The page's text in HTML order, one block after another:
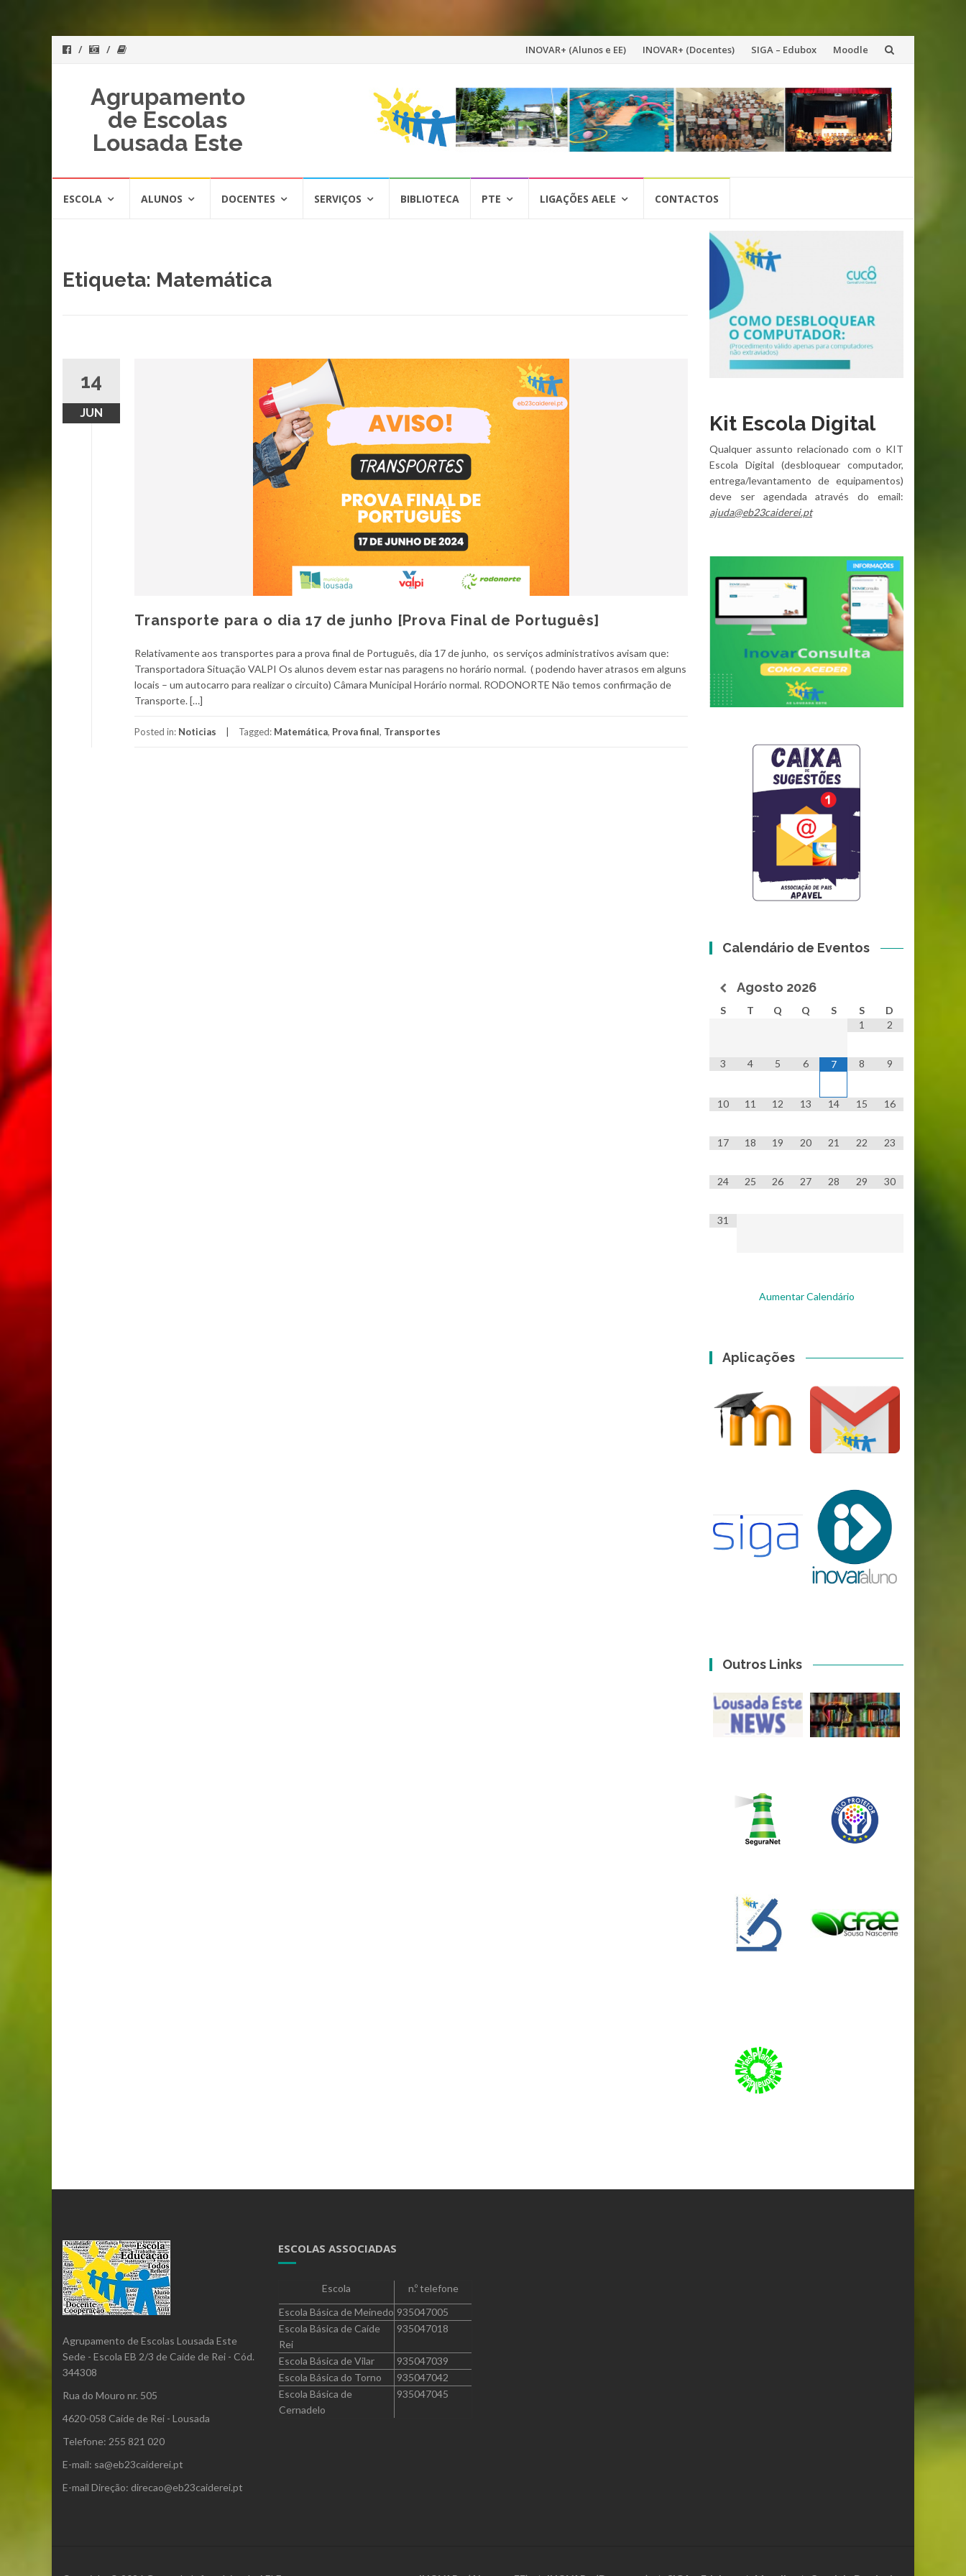
Skip
content
INOVAR+ (Alunos e EE) INOVAR+ (Docentes) SIGA – Edubox Moodle
Agrupamento
de Escolas
Lousada Este
ESCOLA ALUNOS DOCENTES SERVIÇOS BIBLIOTECA PTE LIGAÇÕES AELE CONTACTOS
Etiqueta: Matemática
14
JUN
Transporte para o dia 17 de junho [Prova Final de Português]
Relativamente aos transportes para a prova final de Português, dia 17 de junho, os serviços administrativos avisam que:
Transportadora Situação VALPI Os alunos devem estar nas paragens no horário normal. ( podendo haver atrasos em alguns
locais – um autocarro para realizar o circuito) Câmara Municipal Horário normal. RODONORTE Não temos confirmação de
Transporte. […]
Posted in: Noticias Tagged: Matemática, Prova final, Transportes
Kit Escola Digital
Qualquer assunto relacionado com o KIT
Escola Digital (desbloquear computador,
entrega/levantamento de equipamentos)
deve ser agendada através do email:
ajuda@eb23caiderei.pt
Calendário de Eventos
Agosto 2026
S T Q Q S S
D
1
2
3 4 5 6 7 8 9
10 11 12 13 14 15 16
17 18 19 20 21 22 23
24 25 26 27 28 29 30
31
Aumentar Calendário
Aplicações
Outros Links
Agrupamento de Escolas Lousada Este
Sede - Escola EB 2/3 de Caíde de Rei - Cód.
344308
Rua do Mouro nr. 505
4620-058 Caíde de Rei - Lousada
Telefone: 255 821 020
E-mail: sa@eb23caiderei.pt
E-mail Direção: direcao@eb23caiderei.pt
ESCOLAS ASSOCIADAS
Escola
n.º telefone
Escola Básica de Meinedo 935047005
Escola Básica de Caíde
Rei
935047018
Escola Básica de Vilar
935047039
Escola Básica do Torno
935047042
Escola Básica de
Cernadelo
935047045